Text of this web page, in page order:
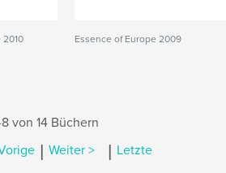
2010 Essence of Europe 2009
von 14 Büchern
| Weiter > | Letzte